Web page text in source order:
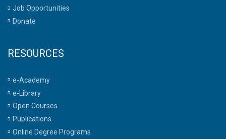
Job Opportunities
Donate
RESOURCES
e-Academy
e-Library
Open Courses
Publications
Online Degree Programs